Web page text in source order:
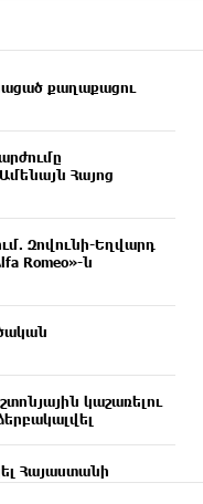
քաղաքացու
Հայոց
Զովունի-Եղվարդ
Romeo»-ն
կաշառելու
Հայաստանի
կառավարումը.